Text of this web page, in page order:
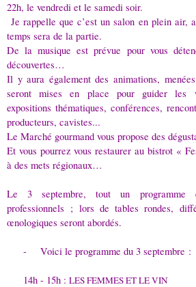
22h, le vendredi et le samedi soir.
Je rappelle que c’est un salon en plein air,
temps sera de la partie.
De la musique est prévue pour vous
découvertes…
Il y aura également des animations,
seront mises en place pour guider les
expositions thématiques, conférences,
producteurs, cavistes...
Le Marché gourmand vous propose des
Et vous pourrez vous restaurer au bistrot «
à des mets régionaux…
Le 3 septembre, tout un programme
professionnels ; lors de tables rondes,
œnologiques seront abordés.
- Voici le programme du 3 septembre :
14h - 15h : LES FEMMES ET LE VIN